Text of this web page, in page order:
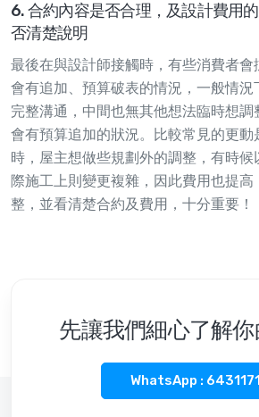
6. 合約內容是否合理，及設計費用
否清楚說明
最後在與設計師接觸時，有些消費者會
會有追加、預算破表的情況，一般情
完整溝通，中間也無其他想法臨時想
會有預算追加的狀況。比較常見的更動
時，屋主想做些規劃外的調整，有時
際施工上則變更複雜，因此費用也提
整，並看清楚合約及費用，十分重要！
先讓我們細心了解
WhatsApp :